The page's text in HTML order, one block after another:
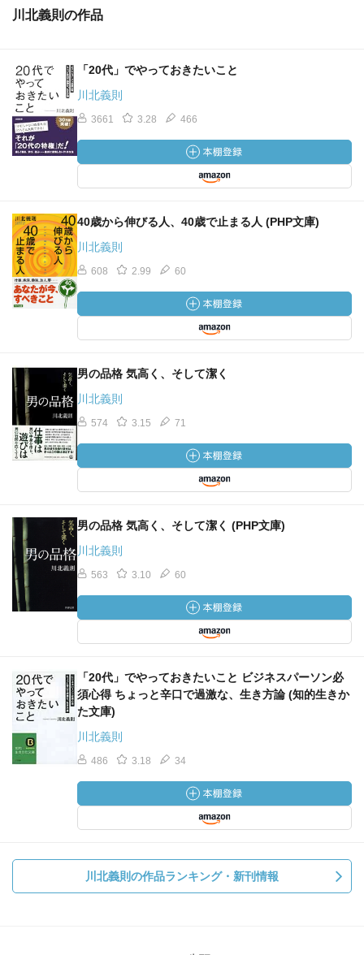
川北義則の作品
「20代」でやっておきたいこと
川北義則
3661 3.28 466
40歳から伸びる人、40歳で止まる人 (PHP文庫)
川北義則
608 2.99 60
男の品格 気高く、そして潔く
川北義則
574 3.15 71
男の品格 気高く、そして潔く (PHP文庫)
川北義則
563 3.10 60
「20代」でやっておきたいこと ビジネスパーソン必
須心得 ちょっと辛口で過激な、生き方論 (知的生きか
た文庫)
川北義則
486 3.18 34
川北義則の作品ランキング・新刊情報